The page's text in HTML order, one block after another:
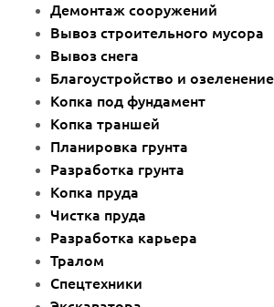
Демонтаж сооружений
Вывоз строительного мусора
Вывоз снега
Благоустройство и озеленение
Копка под фундамент
Копка траншей
Планировка грунта
Разработка грунта
Копка пруда
Чистка пруда
Разработка карьера
Тралом
Спецтехники